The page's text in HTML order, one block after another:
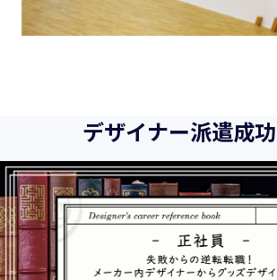
デザイナー派遣成